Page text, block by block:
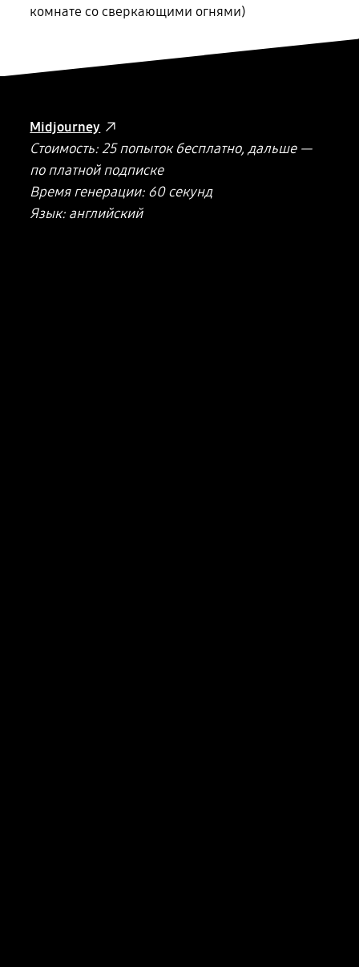
комнате со сверкающими огнями)
Midjourney
Стоимость: 25 попыток бесплатно, дальше —
по платной подписке
Время генерации: 60 секунд
Язык: английский